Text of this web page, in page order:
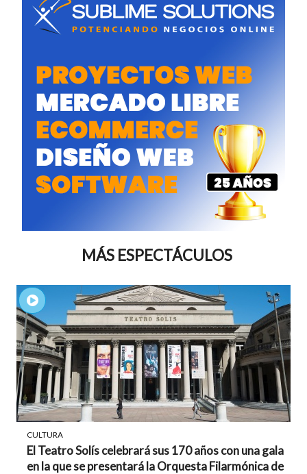
MÁS ESPECTÁCULOS
CULTURA
El Teatro Solís celebrará sus 170 años con una gala
en la que se presentará la Orquesta Filarmónica de